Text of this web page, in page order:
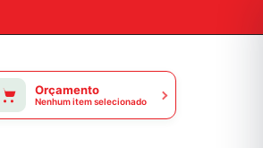
Orçamento
Nenhum item selecionado